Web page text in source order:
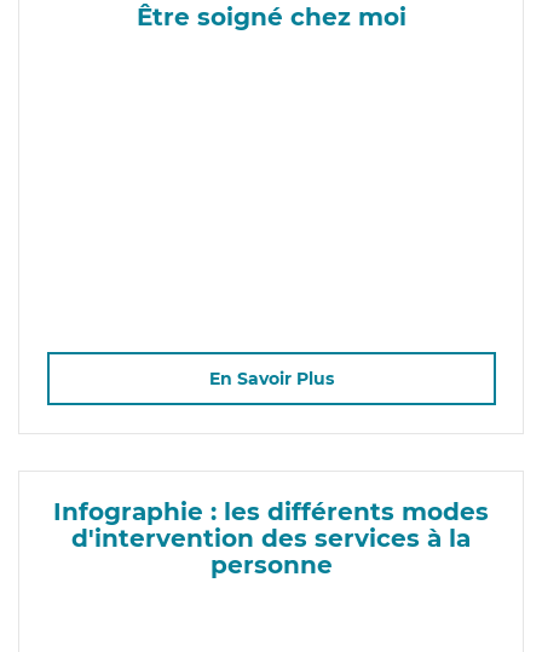
Être soigné chez moi
En Savoir Plus
Infographie : les différents modes
d'intervention des services à la
personne